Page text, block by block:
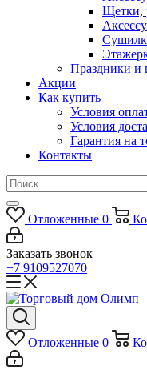
Щетки,
Праздники и
Акции
Как купить
Условия
Условия
Гарантия на
Контакты
Отложенные 0
Заказать звонок
+7 9109527070
Отложенные 0